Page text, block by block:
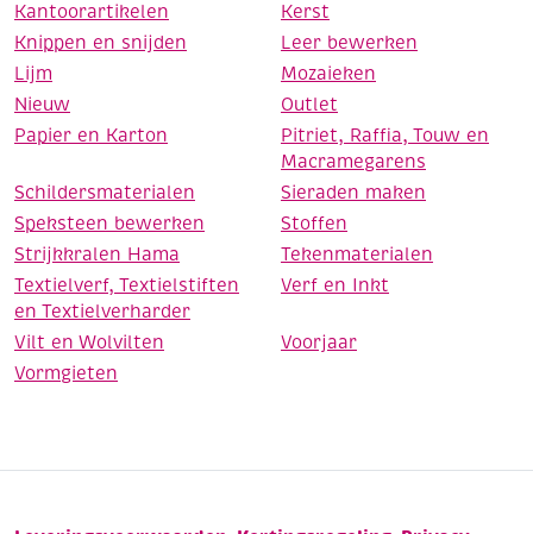
Kantoorartikelen
Kerst
Knippen en snijden
Leer bewerken
Lijm
Mozaieken
Nieuw
Outlet
Papier en Karton
Pitriet, Raffia, Touw en
Macramegarens
Schildersmaterialen
Sieraden maken
Speksteen bewerken
Stoffen
Strijkkralen Hama
Tekenmaterialen
Textielverf, Textielstiften
en Textielverharder
Verf en Inkt
Vilt en Wolvilten
Voorjaar
Vormgieten